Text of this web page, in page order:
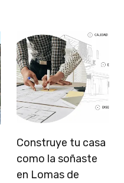
Construye tu casa
como la soñaste
en Lomas de